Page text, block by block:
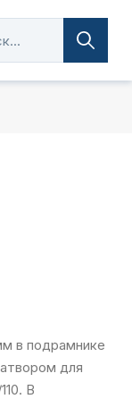
в подрамнике
для
В